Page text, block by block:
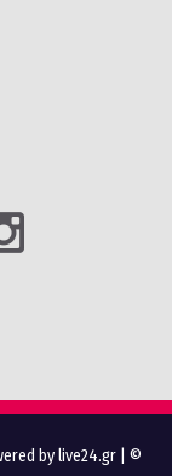
by live24.gr | ©